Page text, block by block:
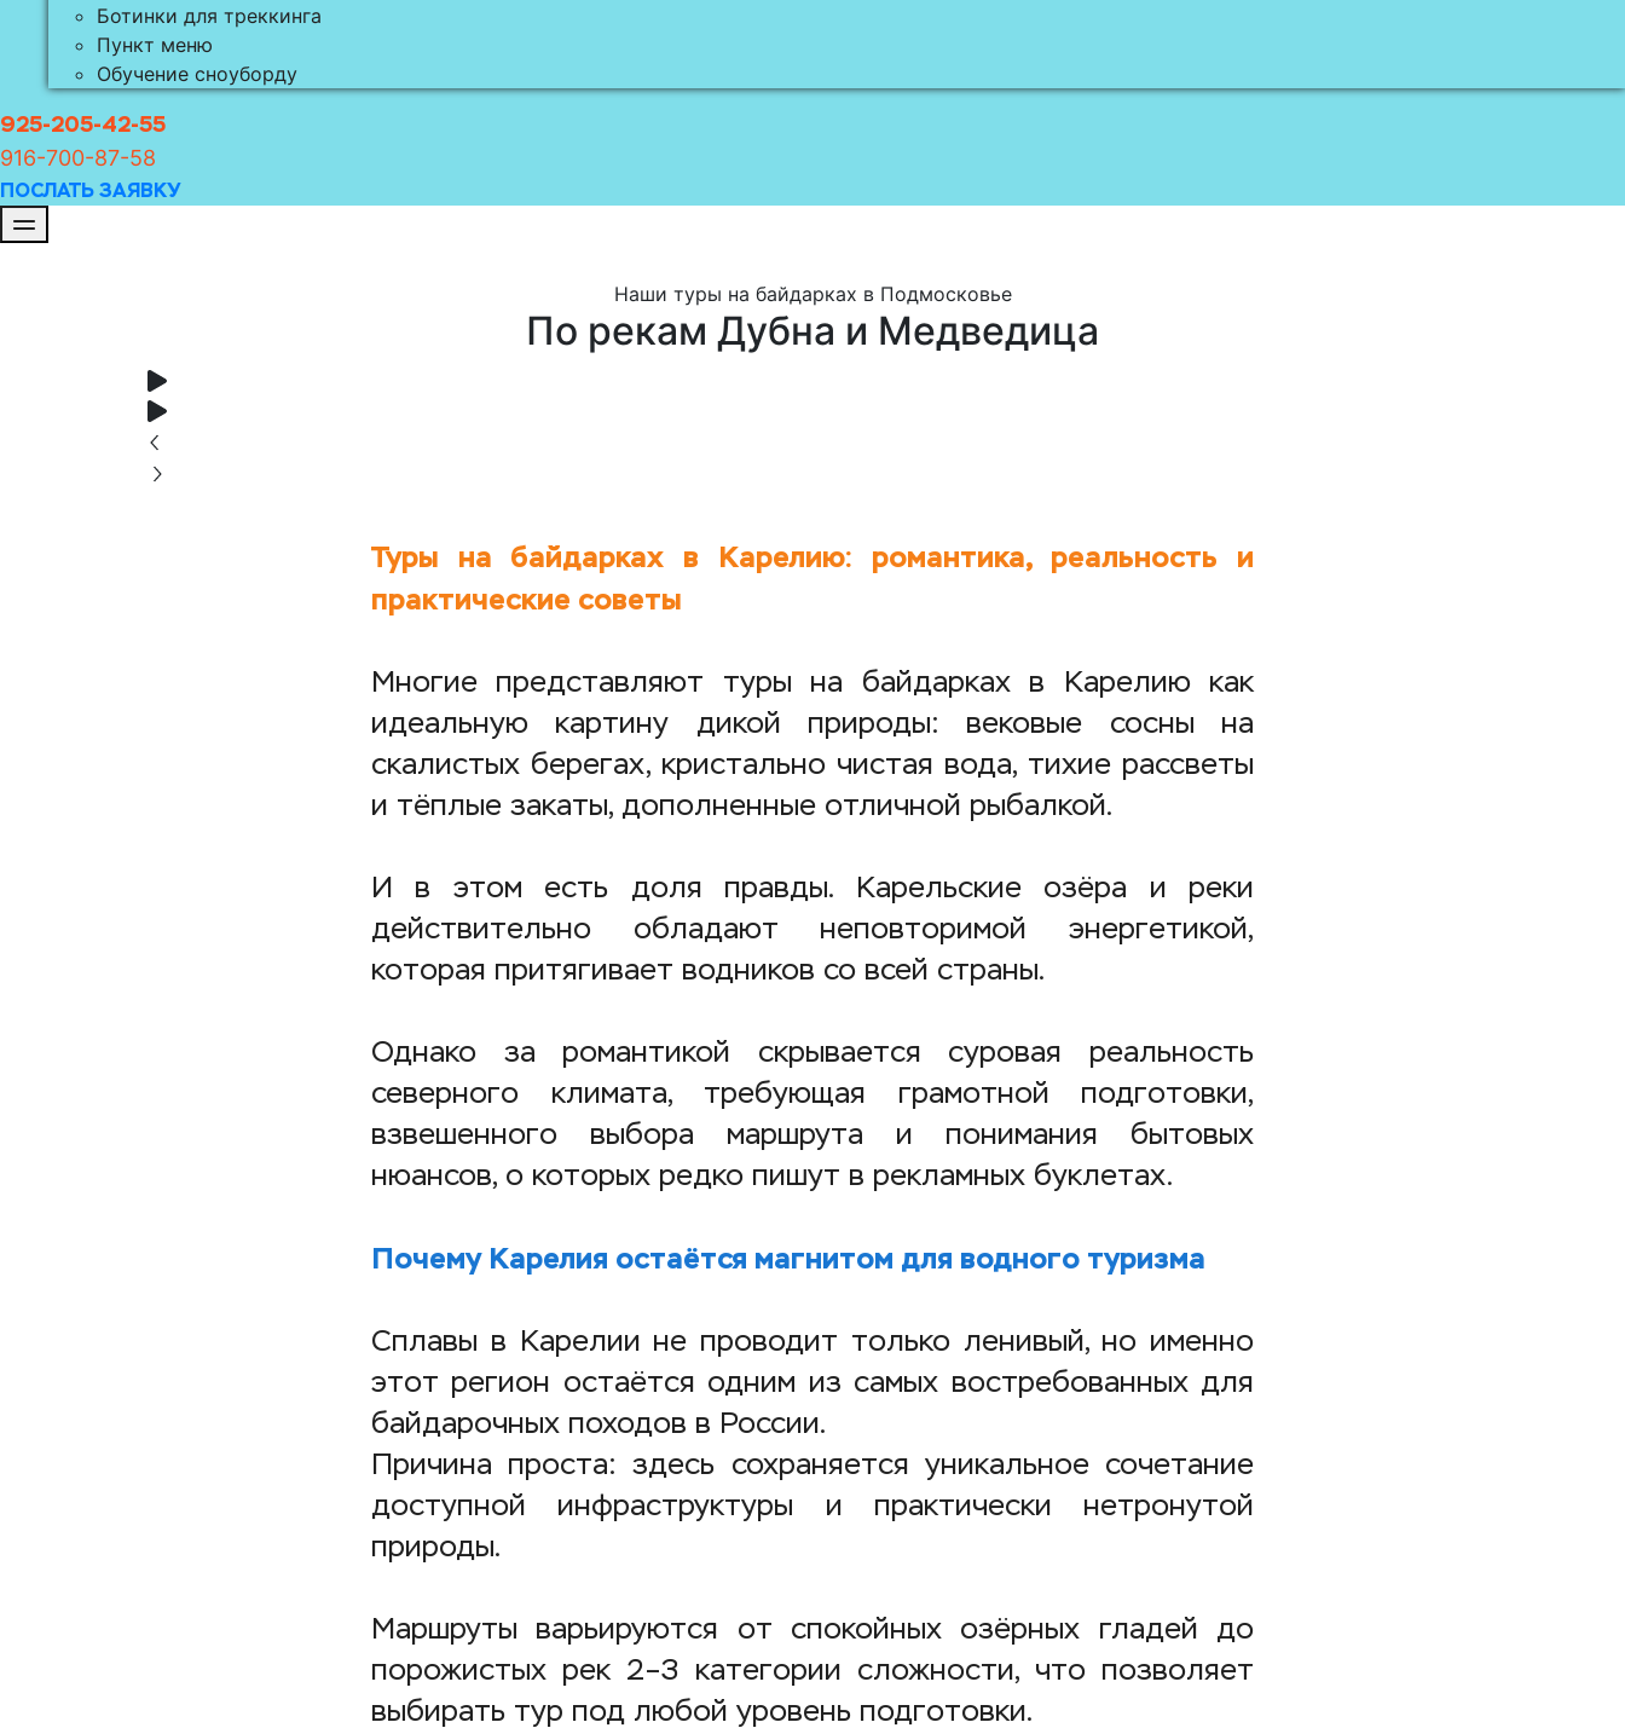
Ботинки для треккинга
Пункт меню
Обучение сноуборду
925-205-42-55
916-700-87-58
ПОСЛАТЬ ЗАЯВКУ
Наши туры на байдарках в Подмосковье
По рекам Дубна и Медведица
Туры на байдарках в Карелию: романтика, реальность и
практические советы
Многие представляют туры на байдарках в Карелию как
идеальную картину дикой природы: вековые сосны на
скалистых берегах, кристально чистая вода, тихие рассветы
и тёплые закаты, дополненные отличной рыбалкой.
И в этом есть доля правды. Карельские озёра и реки
действительно обладают неповторимой энергетикой,
которая притягивает водников со всей страны.
Однако за романтикой скрывается суровая реальность
северного климата, требующая грамотной подготовки,
взвешенного выбора маршрута и понимания бытовых
нюансов, о которых редко пишут в рекламных буклетах.
Почему Карелия остаётся магнитом для водного туризма
Сплавы в Карелии не проводит только ленивый, но именно
этот регион остаётся одним из самых востребованных для
байдарочных походов в России.
Причина проста: здесь сохраняется уникальное сочетание
доступной инфраструктуры и практически нетронутой
природы.
Маршруты варьируются от спокойных озёрных гладей до
порожистых рек 2–3 категории сложности, что позволяет
выбирать тур под любой уровень подготовки.